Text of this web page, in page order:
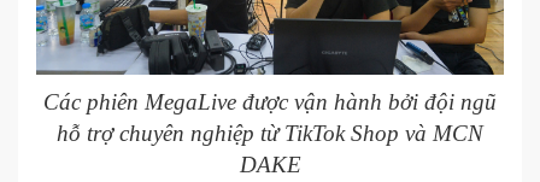
Các phiên MegaLive được vận hành bởi đội ngũ
hỗ trợ chuyên nghiệp từ TikTok Shop và MCN
DAKE